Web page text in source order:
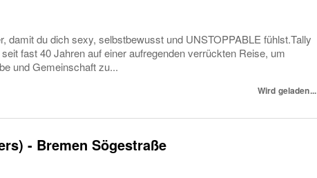
damit du dich sexy, selbstbewusst und UNSTOPPABLE fühlst.Tally
fast 40 Jahren auf einer aufregenden verrückten Reise, um
und Gemeinschaft zu...
Wird geladen...
- Bremen Sögestraße